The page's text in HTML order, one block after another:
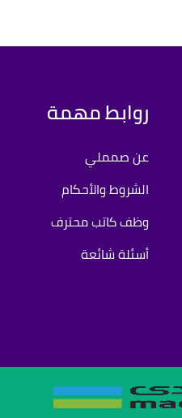
روابط مهمة
عن صمملي
الشروط والأحكام
وظف كاتب محترف
أسئلة شائعة